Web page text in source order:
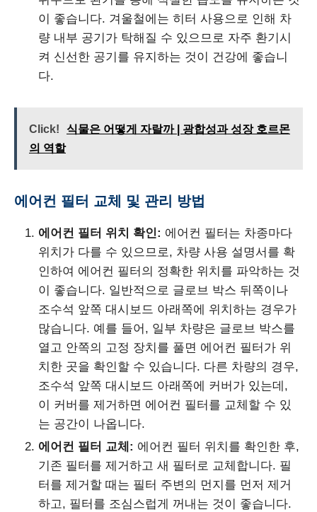
이 좋습니다. 겨울철에는 히터 사용으로 인해 차
량 내부 공기가 탁해질 수 있으므로 자주 환기시
켜 신선한 공기를 유지하는 것이 건강에 좋습니
다.
Click!
식물은 어떻게 자랄까 | 광합성과 성장 호르몬
의 역할
에어컨 필터 교체 및 관리 방법
에어컨 필터 위치 확인: 에어컨 필터는 차종마다
위치가 다를 수 있으므로, 차량 사용 설명서를 확
인하여 에어컨 필터의 정확한 위치를 파악하는 것
이 좋습니다. 일반적으로 글로브 박스 뒤쪽이나
조수석 앞쪽 대시보드 아래쪽에 위치하는 경우가
많습니다. 예를 들어, 일부 차량은 글로브 박스를
열고 안쪽의 고정 장치를 풀면 에어컨 필터가 위
치한 곳을 확인할 수 있습니다. 다른 차량의 경우,
조수석 앞쪽 대시보드 아래쪽에 커버가 있는데,
이 커버를 제거하면 에어컨 필터를 교체할 수 있
는 공간이 나옵니다.
에어컨 필터 교체: 에어컨 필터 위치를 확인한 후,
기존 필터를 제거하고 새 필터로 교체합니다. 필
터를 제거할 때는 필터 주변의 먼지를 먼저 제거
하고, 필터를 조심스럽게 꺼내는 것이 좋습니다.